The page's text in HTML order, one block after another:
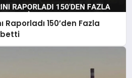
Raporladı 150’den Fazla